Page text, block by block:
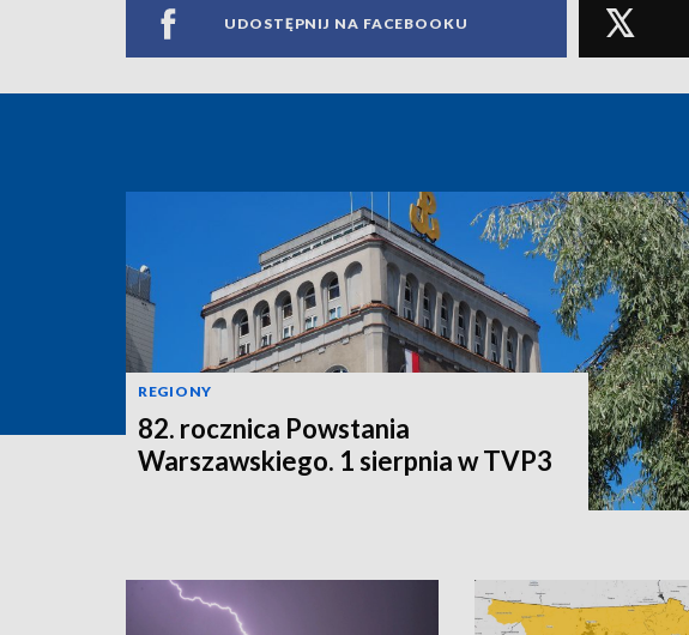
UDOSTĘPNIJ NA FACEBOOKU
REGIONY
82. rocznica Powstania
Warszawskiego. 1 sierpnia w TVP3